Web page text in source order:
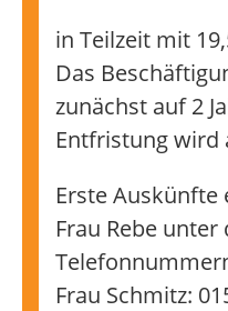
in Teilzeit mit
Das
zunächst auf 2
Entfristung wird
Erste
Frau Rebe unter
Frau Schmitz: